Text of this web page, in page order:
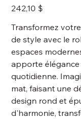
Prix
242,10 $
Transformez
de style avec le
espaces
apporte
quotidienne.
mat, faisant une
design rond et
d'harmonie,